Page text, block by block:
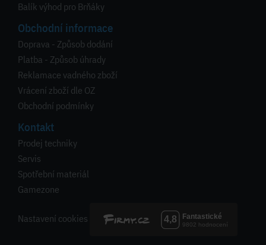
Balík výhod pro Brňáky
Obchodní informace
Doprava - Způsob dodání
Platba - Způsob úhrady
Reklamace vadného zboží
Vrácení zboží dle OZ
Obchodní podmínky
Kontakt
Prodej techniky
Servis
Spotřební materiál
Gamezone
Nastavení cookies